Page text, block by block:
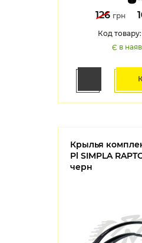
126 грн
Код товару:
Є в
Крылья
Pl SIMPLA
черн